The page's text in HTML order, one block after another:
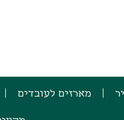
מארזים לעובדים